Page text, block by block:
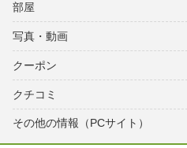
部屋
写真・動画
クーポン
クチコミ
その他の情報（PCサイト）